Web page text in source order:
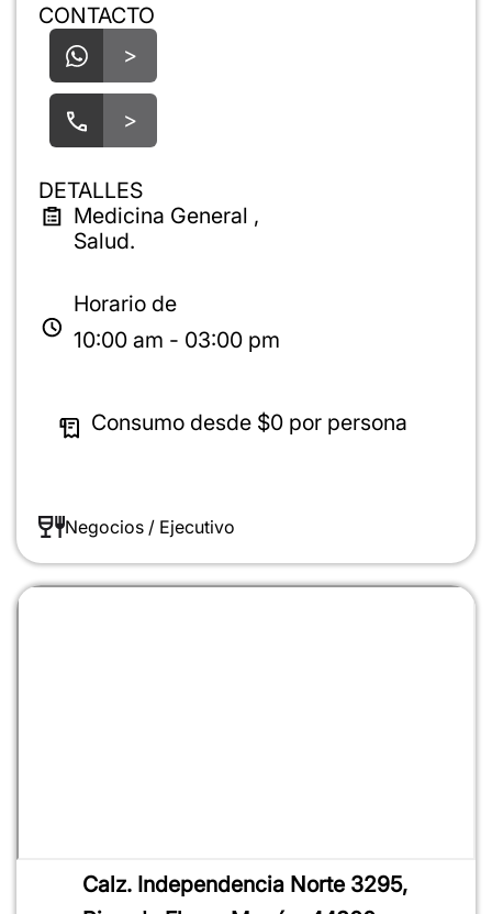
CONTACTO
>
>
DETALLES
Medicina General ,
Salud.
Horario de
10:00 am - 03:00 pm
Consumo desde $0 por persona
Negocios / Ejecutivo
Calz. Independencia Norte 3295,